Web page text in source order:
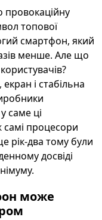
провокаційну
топової
смартфон, який
менше. Але що
і стабільна
саме ці
процесори
рік-два тому були
досвіді
може